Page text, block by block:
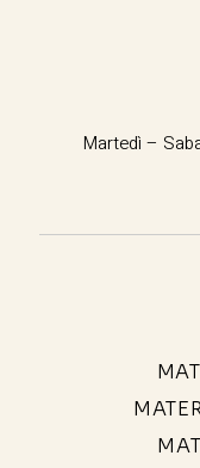
Martedì –